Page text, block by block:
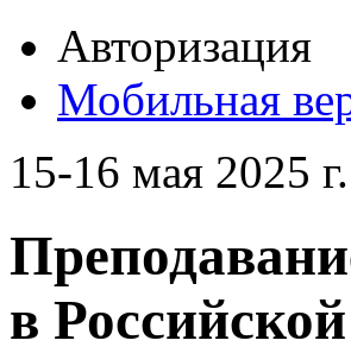
Авторизация
Мобильная
15-16 мая 2025 г.
в